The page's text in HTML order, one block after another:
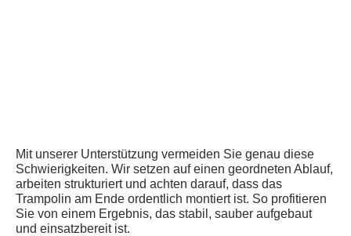
Mit unserer Unterstützung vermeiden Sie genau diese
Schwierigkeiten. Wir setzen auf einen geordneten Ablauf,
arbeiten strukturiert und achten darauf, dass das
Trampolin am Ende ordentlich montiert ist. So profitieren
Sie von einem Ergebnis, das stabil, sauber aufgebaut
und einsatzbereit ist.